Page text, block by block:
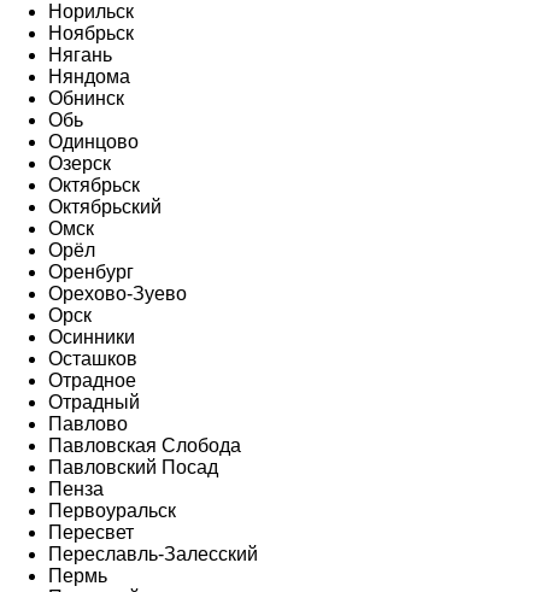
Норильск
Ноябрьск
Нягань
Няндома
Обнинск
Обь
Одинцово
Озерск
Октябрьск
Октябрьский
Омск
Орёл
Оренбург
Орехово-Зуево
Орск
Осинники
Осташков
Отрадное
Отрадный
Павлово
Павловская Слобода
Павловский Посад
Пенза
Первоуральск
Пересвет
Переславль-Залесский
Пермь